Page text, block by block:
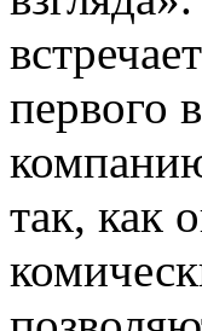
первого
так, как